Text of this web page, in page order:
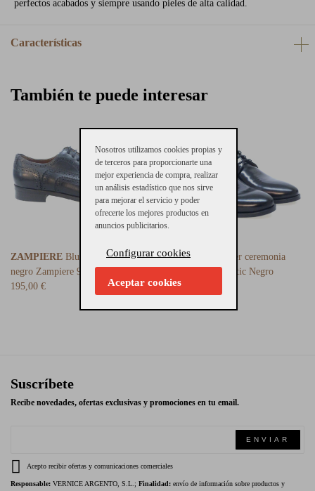
perfectos acabados y siempre usando pieles de alta calidad.
Características
También te puede interesar
ZAMPIERE Blucher cordón
negro Zampiere 9163
195,00 €
PERTINI
Blucher ceremonia
Pertini 21476 Antic Negro
165,00 €
Suscríbete
Recibe novedades, ofertas exclusivas y promociones en tu email.
ENVIAR
Acepto recibir ofertas y comunicaciones comerciales
Responsable: VERNICE ARGENTO, S.L.; Finalidad: envío de información sobre productos y
Nosotros utilizamos cookies propias y
de terceros para proporcionarte una
mejor experiencia de compra, realizar
un análisis estadístico que nos sirve
para mejorar el servicio y poder
ofrecerte los mejores productos en
anuncios publicitarios.
Configurar cookies
Aceptar cookies